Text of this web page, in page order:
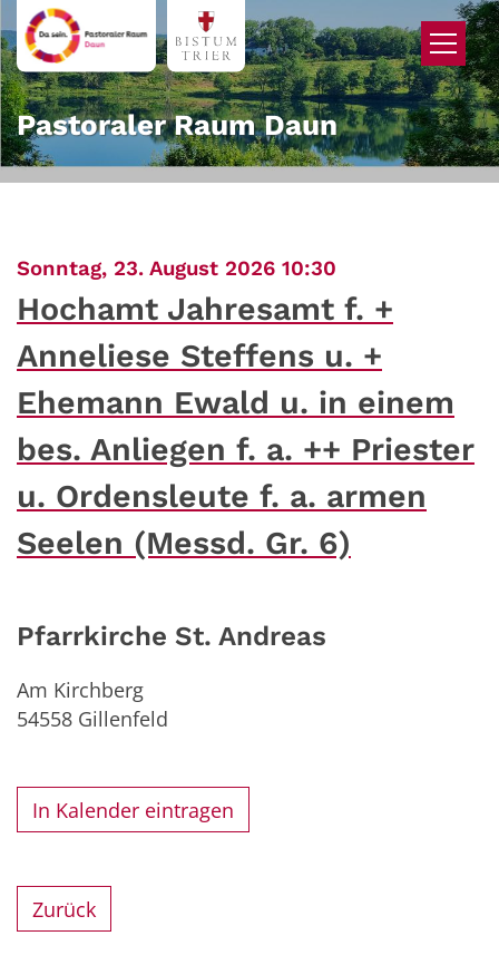
Zum Inhalt springen
Pastoraler Raum Daun
Sonntag, 23. August 2026 10:30
Hochamt Jahresamt f. +
Anneliese Steffens u. +
Ehemann Ewald u. in einem
bes. Anliegen f. a. ++ Priester
u. Ordensleute f. a. armen
Seelen (Messd. Gr. 6)
Pfarrkirche St. Andreas
Am Kirchberg
54558 Gillenfeld
In Kalender eintragen
Zurück